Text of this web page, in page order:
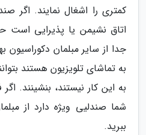
کمتری را اشغال نمایند. اگر
اتاق نشیمن یا پذیرایی است
جدا از سایر مبلمان دکوراسیون
به تماشای تلویزیون هستند
به این کار نیستند، بنشینند.
شما صندلیی ویژه دارد از
ببرید.